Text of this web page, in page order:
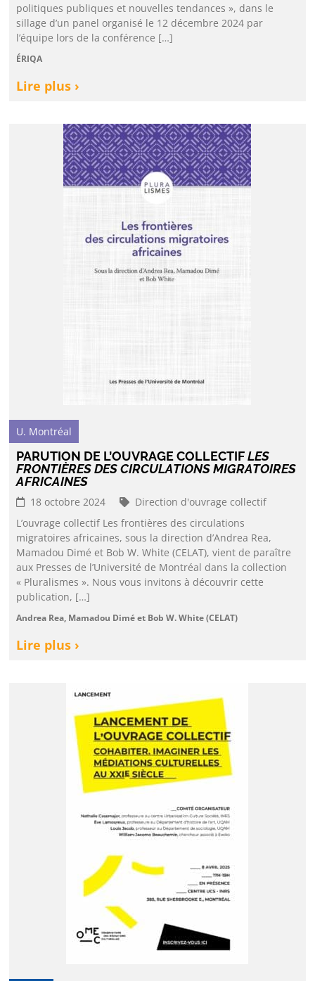
politiques publiques et nouvelles tendances », dans le
sillage d’un panel organisé le 12 décembre 2024 par
l’équipe lors de la conférence […]
ÉRIQA
Lire plus ›
U. Montréal
PARUTION DE L’OUVRAGE COLLECTIFLES
FRONTIÈRES DES CIRCULATIONS MIGRATOIRES
AFRICAINES
18 octobre 2024
Direction d'ouvrage collectif
L’ouvrage collectif Les frontières des circulations
migratoires africaines, sous la direction d’Andrea Rea,
Mamadou Dimé et Bob W. White (CELAT), vient de paraître
aux Presses de l’Université de Montréal dans la collection
« Pluralismes ». Nous vous invitons à découvrir cette
publication, […]
Andrea Rea, Mamadou Dimé et Bob W. White (CELAT)
Lire plus ›